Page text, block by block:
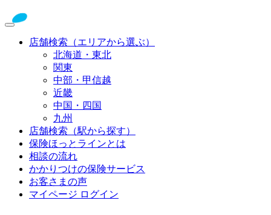
店舗検索（エリアから選ぶ）
北海道・東北
関東
中部・甲信越
近畿
中国・四国
九州
店舗検索（駅から探す）
保険ほっとラインとは
相談の流れ
かかりつけの保険サービス
お客さまの声
マイページ ログイン